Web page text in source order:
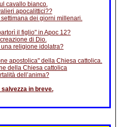
cavallo bianco.
apocalittici??
dei giorni millenari.
il figlio" in Apoc 12?
di Dio.
una religione idolatra?
apostolica" della Chiesa cattolica.
della Chiesa cattolica
dell’anima?
in breve.